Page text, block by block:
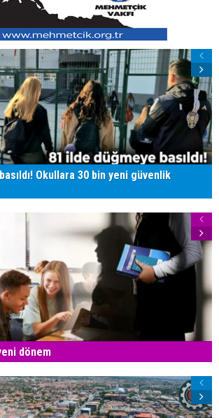
Okullara 30 bin yeni güvenlik
dönem